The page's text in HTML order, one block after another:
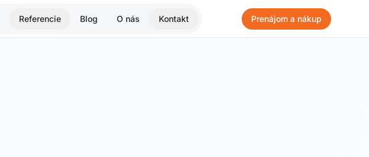
Referencie Blog O nás Kontakt Prenájom a nákup